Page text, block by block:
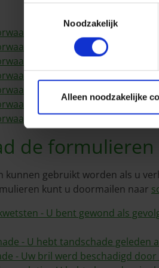
Noodzakelijk
Alleen noodzakelijke
Rechtsbijstand AUTO
Rechtsbijstand NA
Rechtsbijstand
Rechtsbijstand SAFETY
Rechtsbijstand SAFETY
Rechtsbijstand SAFETY
Rechtsbijstand MEDE-
de formulieren
kunnen gebruikt worden als u
kunt u doormailen naar
- U bent gewond als
- U hebt tandschade geleden
- Uw bril werd beschadigd